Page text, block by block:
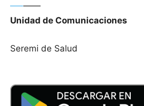
—–——
Unidad de Comunicaciones
Seremi de Salud